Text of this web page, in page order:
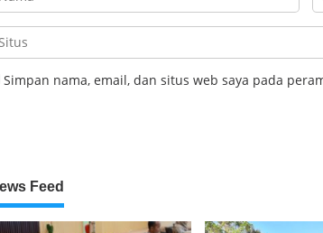
Simpan nama, email, dan situs web saya pada
Feed